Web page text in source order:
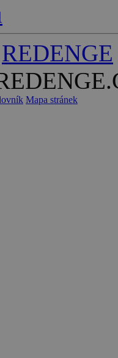
REDENGE
Mapa stránek